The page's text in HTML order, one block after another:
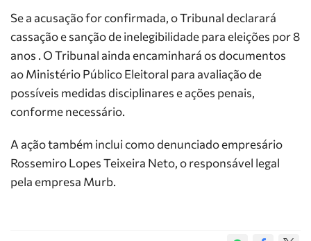
Se a acusação for confirmada, o Tribunal declarará
cassação e sanção de inelegibilidade para eleições por 8
anos . O Tribunal ainda encaminhará os documentos
ao Ministério Público Eleitoral para avaliação de
possíveis medidas disciplinares e ações penais,
conforme necessário.
A ação também inclui como denunciado empresário
Rossemiro Lopes Teixeira Neto, o responsável legal
pela empresa Murb.